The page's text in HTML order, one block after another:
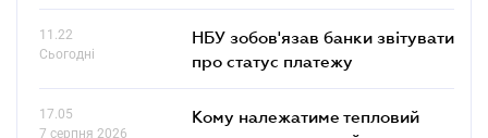
11.22
Сьогодні
НБУ зобов'язав банки звітувати
про статус платежу
17.05
7 серпня 2026
Кому належатиме тепловий